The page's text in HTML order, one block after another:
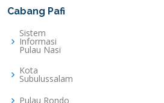
Cabang Pafi
Sistem
Informasi
Pulau Nasi
Kota
Subulussalam
Pulau Rondo